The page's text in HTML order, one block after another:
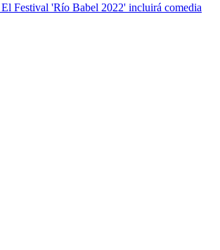
Festival 'Río Babel 2022' incluirá comedia